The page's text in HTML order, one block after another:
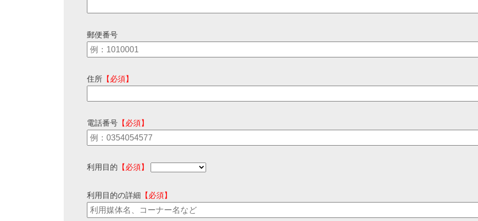
郵便番号
住所 【必須】
電話番号 【必須】
利用目的 【必須】
利用目的の詳細 【必須】